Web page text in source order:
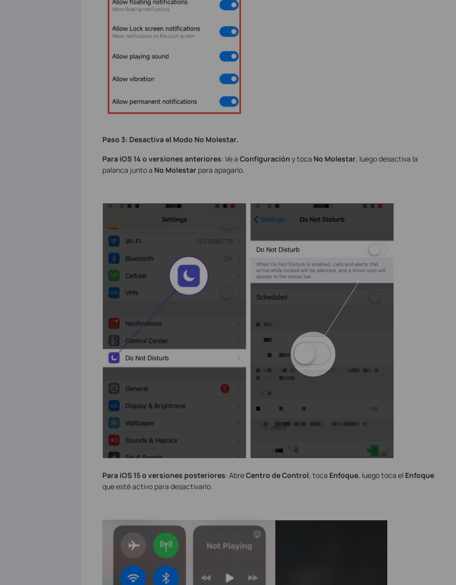
Paso 3: Desactiva el Modo No Molestar.
Para iOS 14 o versiones anteriores: Ve a Configuración y toca No Molestar, luego desactiva la
palanca junto a No Molestarpara apagarlo.
Para iOS 15 o versiones posteriores: AbreCentro de Control, toca Enfoque, luego toca el Enfoque
que esté activo para desactivarlo.